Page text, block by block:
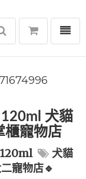
選單
犬貓
櫃寵物店
120ml
犬貓
寵物店🔹